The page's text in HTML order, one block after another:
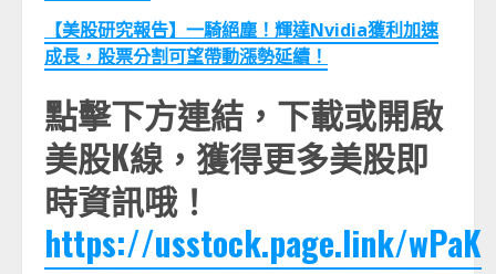
【美股研究報告】一騎絕塵！輝達Nvidia獲利加速
成長，股票分割可望帶動漲勢延續！
點擊下方連結，下載或開啟
美股K線，獲得更多美股即
時資訊哦！
https://usstock.page.link/wPaK